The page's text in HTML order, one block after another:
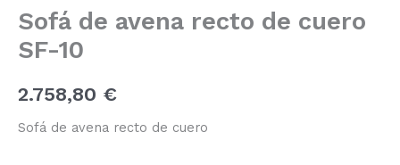
Sofá de avena recto de cuero
SF-10
2.758,80 €
Sofá de avena recto de cuero